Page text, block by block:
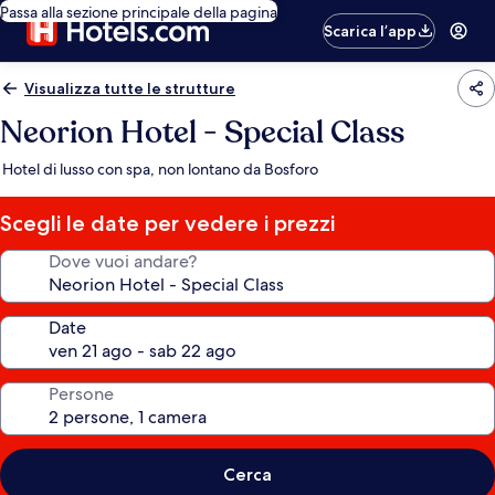
Passa alla sezione principale della pagina
Scarica l’app
Visualizza tutte le strutture
Neorion Hotel - Special Class
Hotel di lusso con spa, non lontano da Bosforo
Scegli le date per vedere i prezzi
Dove vuoi andare?
Date
Persone
Cerca